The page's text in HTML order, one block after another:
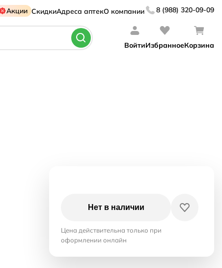
Акции СкидкиАдреса аптекО компании 8 (988) 320-09-09
ВойтиИзбранноеКорзина
Нет в наличии
Цена действительна только при
оформлении онлайн